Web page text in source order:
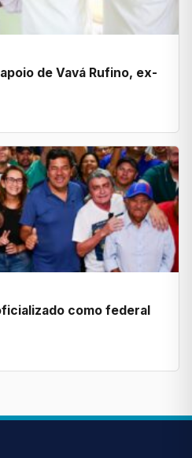
de Vavá Rufino, ex-
como federal